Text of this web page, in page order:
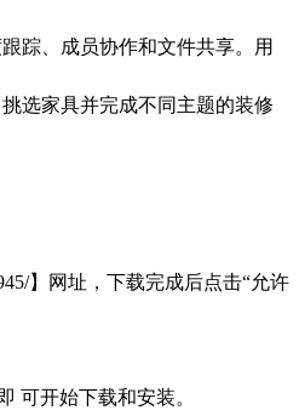
踪、成员协作和文件共享。用
选家具并完成不同主题的装修
】网址，下载完成后点击“允许
可开始下载和安装。